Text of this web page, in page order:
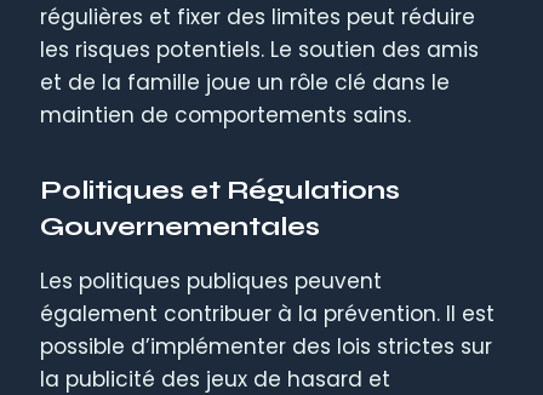
régulières et fixer des limites peut réduire
les risques potentiels. Le soutien des amis
et de la famille joue un rôle clé dans le
maintien de comportements sains.
Politiques et Régulations
Gouvernementales
Les politiques publiques peuvent
également contribuer à la prévention. Il est
possible d’implémenter des lois strictes sur
la publicité des jeux de hasard et